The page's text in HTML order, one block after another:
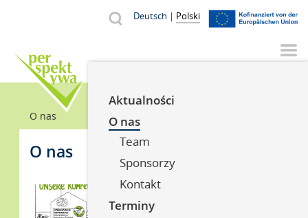
Od
Aktualności
O nas
Team
Sponsorzy
Kontakt
Terminy
Suche
Szukaj
Deutsch Polski
Ścieżka
nawigacyjna
O nas
O nas